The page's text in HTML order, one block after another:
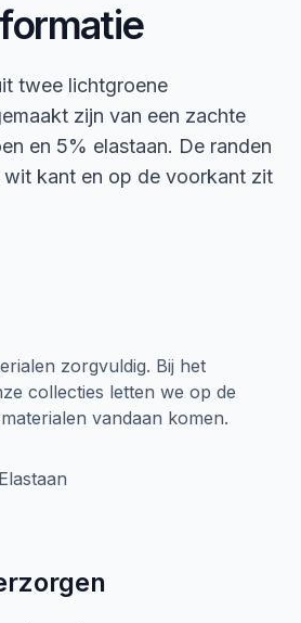
twee lichtgroene
zijn van een zachte
en 5% elastaan. De randen
kant en op de voorkant zit
zorgvuldig. Bij het
collecties letten we op de
vandaan komen.